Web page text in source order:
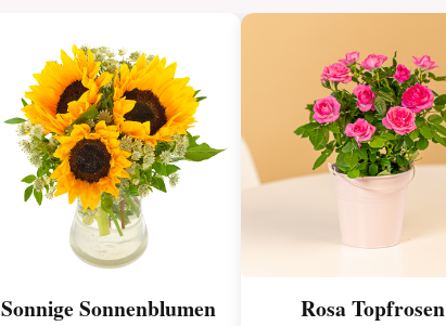
Sonnige Sonnenblumen Rosa Topfrosen